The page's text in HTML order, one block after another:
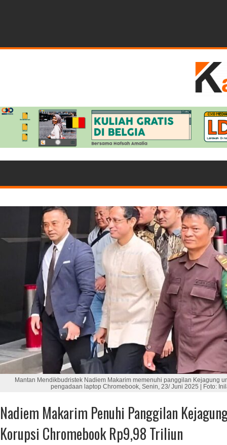
Mantan Mendikbudristek Nadiem Makarim memenuhi panggilan Kejagung
pengadaan laptop Chromebook, Senin, 23/ Juni 2025 | Foto:
Nadiem Makarim Penuhi Panggilan
Korupsi Chromebook Rp9,98 Triliun